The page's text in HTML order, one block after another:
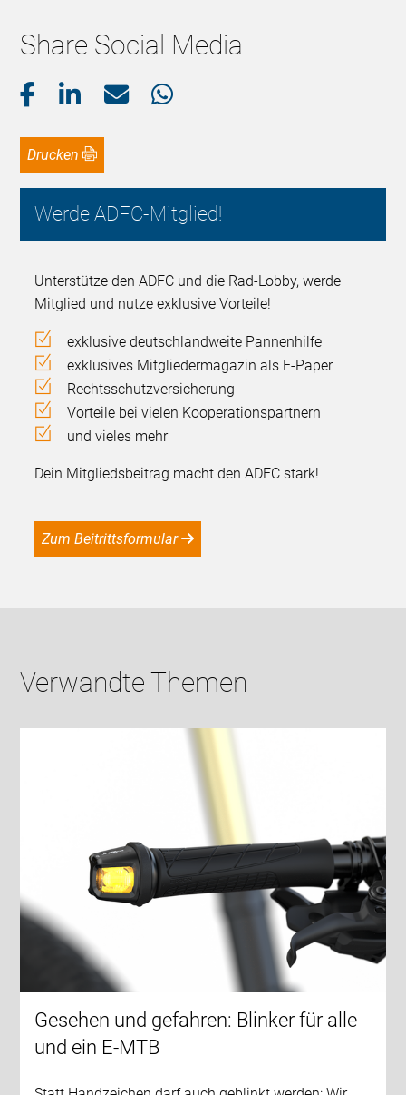
Share Social Media
Drucken
Werde ADFC-Mitglied!
Unterstütze den ADFC und die Rad-Lobby, werde
Mitglied und nutze exklusive Vorteile!
exklusive deutschlandweite Pannenhilfe
exklusives Mitgliedermagazin als E-Paper
Rechtsschutzversicherung
Vorteile bei vielen Kooperationspartnern
und vieles mehr
Dein Mitgliedsbeitrag macht den ADFC stark!
Zum Beitrittsformular
Verwandte Themen
Gesehen und gefahren: Blinker für alle
und ein E-MTB